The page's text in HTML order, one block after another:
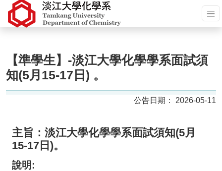
【準學生】-淡江大學化學學系面試須
知(5月15-17日) 。
2026-05-11
主旨： 淡江大學化學學系面試須知(5月
15-17日)。
說明: